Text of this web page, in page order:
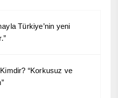
Türkiye’nin yeni
“Korkusuz ve